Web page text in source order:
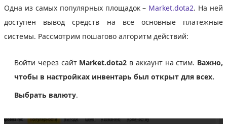
Одна из самых популярных площадок – Market.dota2. На ней
доступен вывод средств на все основные платежные
системы. Рассмотрим пошагово алгоритм действий:
Войти через сайт Market.dota2 в аккаунт на стим. Важно,
чтобы в настройках инвентарь был открыт для всех.
Выбрать валюту.